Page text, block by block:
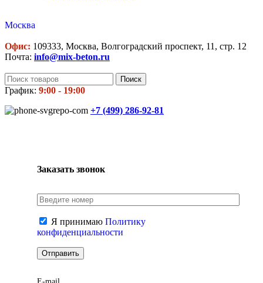
Москва
Офис: 109333, Москва, Волгоградский проспект, 11, стр. 12
Почта: info@mix-beton.ru
Поиск
График: 9:00 - 19:00
+7 (499) 286-92-81
Заказать звонок
Я принимаю Политику
конфиденциальности